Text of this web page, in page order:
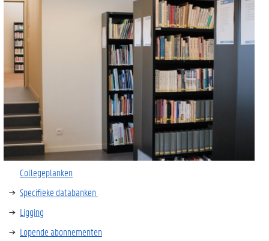
Collegeplanken
Specifieke databanken
Ligging
Lopende abonnementen